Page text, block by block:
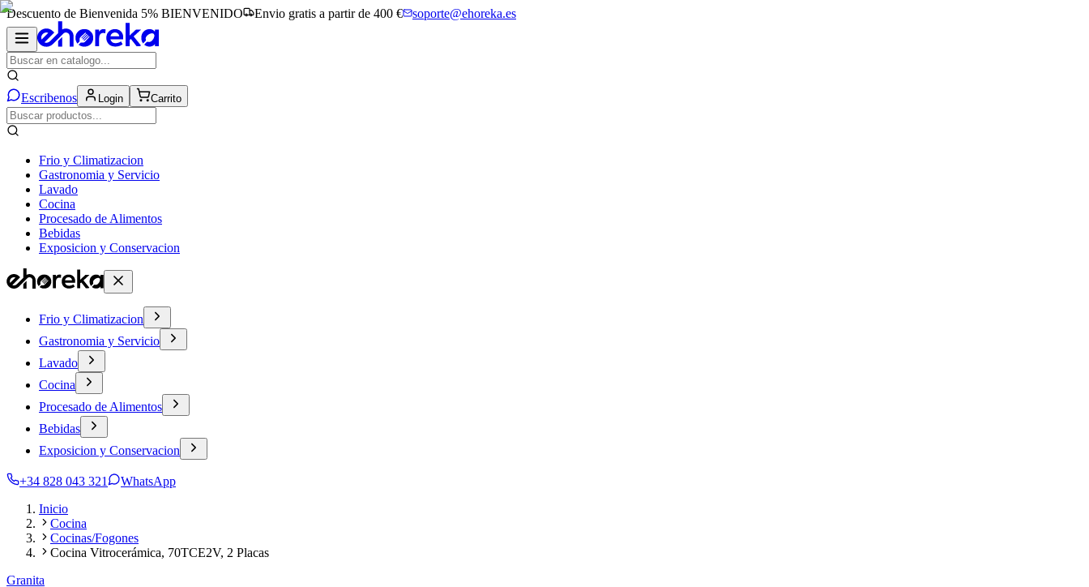
Descuento de Bienvenida 5% BIENVENIDO Envio gratis a partir de 400 € soporte@ehoreka.es
Escribenos Login Carrito
Frio y Climatizacion
Gastronomia y Servicio
Lavado
Cocina
Procesado de Alimentos
Bebidas
Exposicion y Conservacion
Frio y Climatizacion
Gastronomia y Servicio
Lavado
Cocina
Procesado de Alimentos
Bebidas
Exposicion y Conservacion
+34 828 043 321
WhatsApp
Inicio
Cocina
Cocinas/Fogones
Cocina Vitrocerámica, 70TCE2V, 2 Placas
Granita